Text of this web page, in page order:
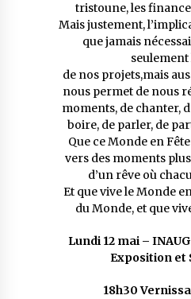
tristoune, les
Mais justement,
que jamais
seulement
de nos projets,mais
nous permet de nous
moments, de chanter,
boire, de parler, de
Que ce Monde en
vers des moments
d’un rêve où
Et que vive le Monde
du Monde, et que
Lundi 12 mai –
Exposition et
18h30